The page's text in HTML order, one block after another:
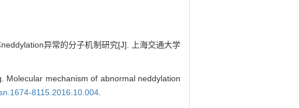
异常的分子机制研究[J]. 上海交通大学
Molecular mechanism of abnormal neddylation
8115.2016.10.004.